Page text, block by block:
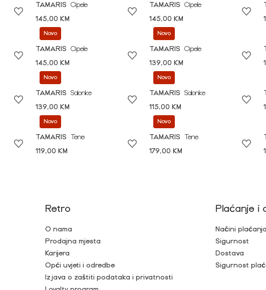
TAMARIS
Cipele
145,00 KM
TAMARIS
Cipele
145,00 KM
Novo
TAMARIS
Cipele
145,00 KM
Novo
TAMARIS
Cipele
139,00 KM
Novo
TAMARIS
Salonke
139,00 KM
Novo
TAMARIS
Salonke
115,00 KM
Novo
TAMARIS
Tene
119,00 KM
Novo
TAMARIS
Tene
179,00 KM
Retro
O nama
Prodajna mjesta
Karijera
Opći uvjeti i odredbe
Izjava o zaštiti podataka i privatnosti
Plaćanje i
Načini plaćanja
Sigurnost
Dostava
Sigurnost